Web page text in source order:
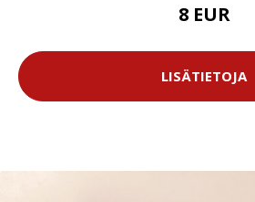
8 EUR
LISÄTIETOJA